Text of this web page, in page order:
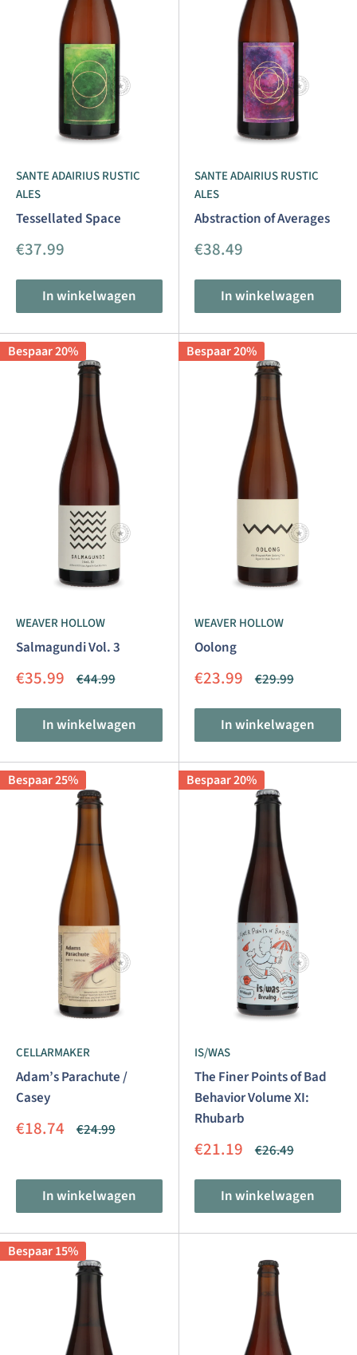
SANTE ADAIRIUS RUSTIC
ALES
Tessellated Space
Aanbiedingsprijs
€37.99
In winkelwagen
SANTE ADAIRIUS RUSTIC
ALES
Abstraction of Averages
Aanbiedingsprijs
€38.49
In winkelwagen
Bespaar 20%
WEAVER HOLLOW
Salmagundi Vol. 3
Aanbiedingsprijs
€35.99 Normale
€44.99
In winkelwagen
Bespaar 20%
WEAVER HOLLOW
Oolong
Aanbiedingsprijs
€23.99 Normale
€29.99
In winkelwagen
Bespaar 25%
CELLARMAKER
Adam’s Parachute /
Casey
Aanbiedingsprijs
€18.74 Normale
€24.99
In winkelwagen
Bespaar 20%
IS/WAS
The Finer Points of Bad
Behavior Volume XI:
Rhubarb
Aanbiedingsprijs
€21.19 Normale
€26.49
In winkelwagen
Bespaar 15%